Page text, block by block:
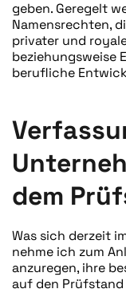
geben. Geregelt
Namensrechten,
privater und
beziehungsweise
berufliche
dem
Was sich derzeit
nehme ich zum
anzuregen, ihre
auf den Prüfstand